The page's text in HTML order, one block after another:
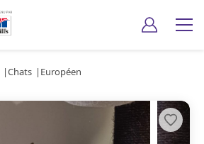
Chats Européen